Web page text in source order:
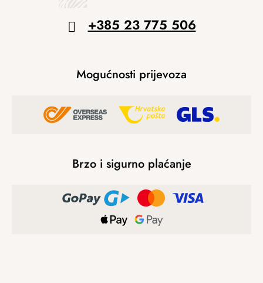
+385 23 775 506
Mogućnosti prijevoza
Brzo i sigurno plaćanje